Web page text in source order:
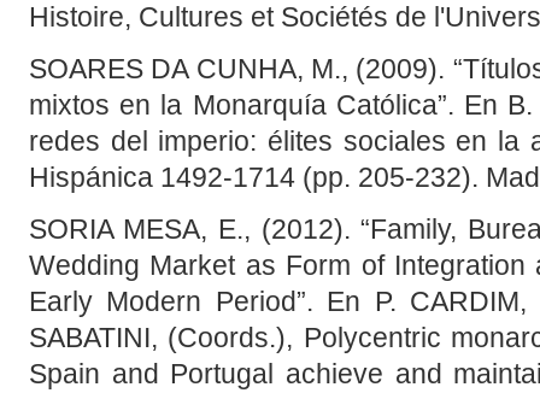
Histoire, Cultures et Sociétés de
SOARES DA CUNHA, M., (2009).
mixtos en la Monarquía Católica”. En
redes del imperio: élites sociales en la
Hispánica 1492-1714 (pp. 205-232).
SORIA MESA, E., (2012). “Family,
Wedding Market as Form of
Early Modern Period”. En P.
SABATINI, (Coords.), Polycentric
Spain and Portugal achieve and